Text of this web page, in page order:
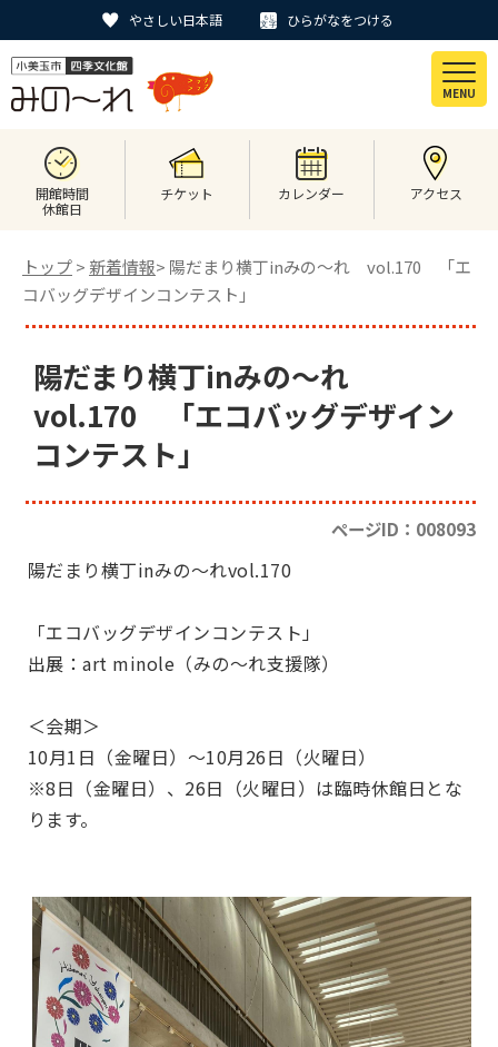
やさしい日本語 ひらがなをつける
MENU
開館時間
休館日
チケット カレンダー アクセス
トップ> 新着情報> 陽だまり横丁inみの～れ vol.170 「エ
コバッグデザインコンテスト」
陽だまり横丁inみの～れ
vol.170 「エコバッグデザイン
コンテスト」
ページID：008093
陽だまり横丁inみの～れvol.170
「エコバッグデザインコンテスト」
出展：art minole（みの～れ支援隊）
＜会期＞
10月1日（金曜日）～10月26日（火曜日）
※8日（金曜日）、26日（火曜日）は臨時休館日とな
ります。